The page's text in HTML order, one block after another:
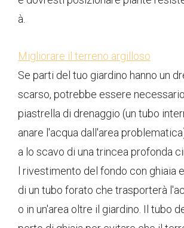
à.
Migliorare il terreno argilloso
Se parti del tuo giardino hanno un
scarso, potrebbe essere
piastrella di drenaggio (un tubo
anare l'acqua dall'area
a lo scavo di una trincea profonda
l rivestimento del fondo con ghiaia
di un tubo forato che trasporterà
o in un'area oltre il giardino. Il tubo